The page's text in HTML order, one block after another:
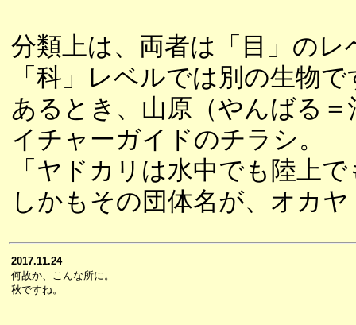
分類上は、両者は「目」の
「科」レベルでは別の生物で
あるとき、山原（やんばる
イチャーガイドのチラシ。
「ヤドカリは水中でも陸上
しかもその団体名が、オカ
2017.11.24
何故か、こんな所に。
秋ですね。